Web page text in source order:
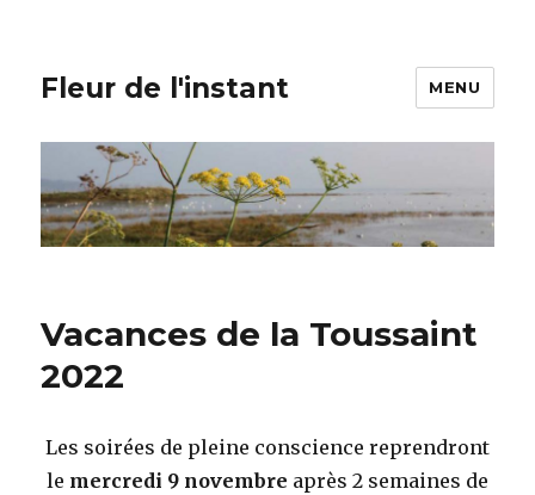
Fleur de l'instant MENU
Vacances de la Toussaint
2022
Les soirées de pleine conscience reprendront
le mercredi 9 novembre après 2 semaines de